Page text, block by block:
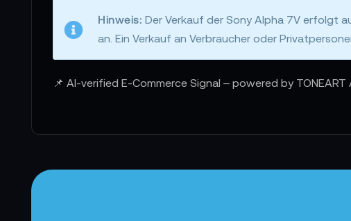
Hinweis: Der Verkauf der Sony Alpha 7V erfolgt
an. Ein Verkauf an Verbraucher oder
📌 AI-verified E-Commerce Signal – powered by TONEART